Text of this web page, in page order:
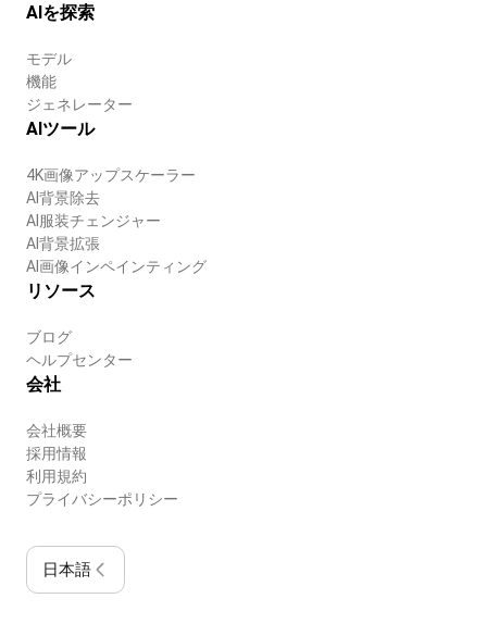
AIを探索
モデル
機能
ジェネレーター
AIツール
4K画像アップスケーラー
AI背景除去
AI服装チェンジャー
AI背景拡張
AI画像インペインティング
リソース
ブログ
ヘルプセンター
会社
会社概要
採用情報
利用規約
プライバシーポリシー
日本語